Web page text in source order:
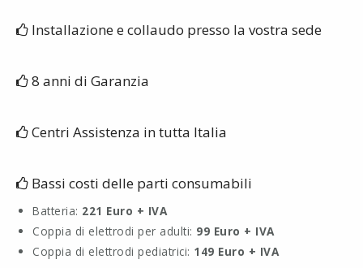
Installazione e collaudo presso la vostra sede
8 anni di Garanzia
Centri Assistenza in tutta Italia
Bassi costi delle parti consumabili
Batteria: 221 Euro + IVA
Coppia di elettrodi per adulti: 99 Euro + IVA
Coppia di elettrodi pediatrici: 149 Euro + IVA